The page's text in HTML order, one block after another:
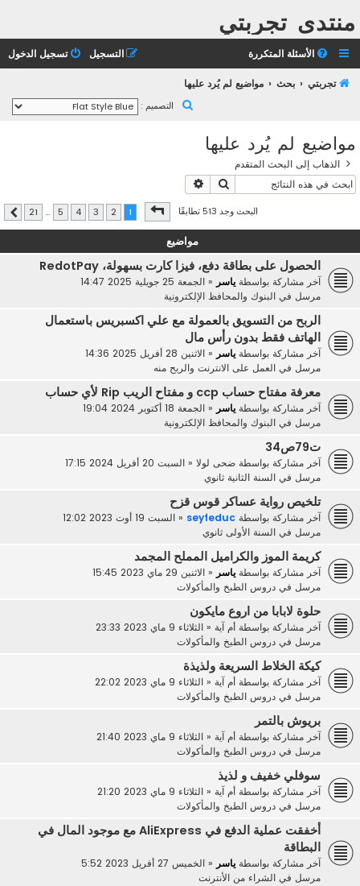
منتدى تجربتي
الأسئلة المتكررة تسجيل الدخول التسجيل
تجربتي بحث مواضيع لم يُرد عليها
التصميم :
ب
مواضيع لم يُرد عليها
الذهاب إلى البحث المتقدم
بحث
البحث وجد 513 تطابقًا صفحة1 من21
2
3
4
5
…
21 التالي
مواضيع
الحصول على بطاقة دفع، فيزا كارت بسهولة، RedotPay
آخر مشاركة بواسطة ياسر« الجمعة 25 جويلية 2025 14:47
مرسل في البنوك والمحافظ الإلكترونية
الربح من التسويق بالعمولة مع علي اكسبريس باستعمال
الهاتف فقط بدون رأس مال
آخر مشاركة بواسطة ياسر« الاثنين 28 أفريل 2025 14:36
مرسل في العمل على الانترنت والربح منه
معرفة مفتاح حساب ccp و مفتاح الريب Rip لأي حساب
آخر مشاركة بواسطة ياسر« الجمعة 18 أكتوبر 2024 19:04
مرسل في البنوك والمحافظ الإلكترونية
ت79ص34
آخر مشاركة بواسطة ضحى لولا« السبت 20 أفريل 2024 17:15
مرسل في السنة الثانية ثانوي
تلخيص رواية عساكر قوس قزح
آخر مشاركة بواسطة seyfeduc
« السبت 19 أوت 2023 12:02
مرسل في السنة الأولى ثانوي
كريمة الموز والكراميل المملح المجمد
آخر مشاركة بواسطة ياسر« الاثنين 29 ماي 2023 15:45
مرسل في دروس الطبخ والمأكولات
حلوة لابابا من اروع مايكون
آخر مشاركة بواسطة أم آية« الثلاثاء 9 ماي 2023 23:33
مرسل في دروس الطبخ والمأكولات
كيكة الخلاط السريعة ولذيذة
آخر مشاركة بواسطة أم آية« الثلاثاء 9 ماي 2023 22:02
مرسل في دروس الطبخ والمأكولات
بريوش بالتمر
آخر مشاركة بواسطة أم آية« الثلاثاء 9 ماي 2023 21:40
مرسل في دروس الطبخ والمأكولات
سوفلي خفيف و لذيذ
آخر مشاركة بواسطة أم آية« الثلاثاء 9 ماي 2023 21:20
مرسل في دروس الطبخ والمأكولات
أخفقت عملية الدفع في AliExpress مع موجود المال في
البطاقة
آخر مشاركة بواسطة ياسر« الخميس 27 أفريل 2023 5:52
مرسل في الشراء من الأنترنت